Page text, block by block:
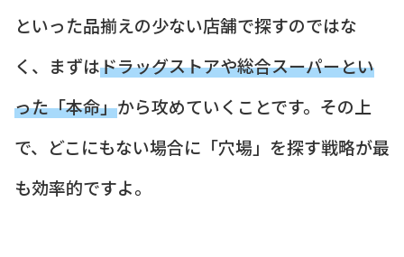
といった品揃えの少ない店舗で探すのではな
く、まずはドラッグストアや総合スーパーとい
った「本命」から攻めていくことです。その上
で、どこにもない場合に「穴場」を探す戦略が最
も効率的ですよ。